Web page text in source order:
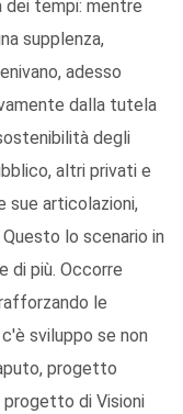
dei tempi: mentre
supplenza,
adesso
dalla tutela
degli
altri privati e
sue articolazioni,
lo scenario in
di più. Occorre
le
sviluppo se non
progetto
progetto di Visioni